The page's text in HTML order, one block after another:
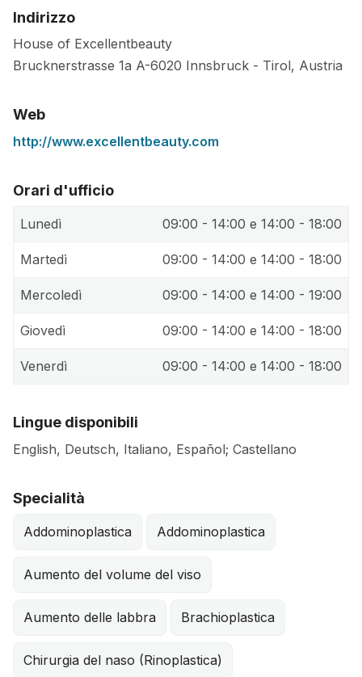
Indirizzo
House of Excellentbeauty
Brucknerstrasse 1a A-6020 Innsbruck - Tirol, Austria
Web
http://www.excellentbeauty.com
Orari d'ufficio
Lunedì 09:00 - 14:00 e 14:00 - 18:00
Martedì 09:00 - 14:00 e 14:00 - 18:00
Mercoledì 09:00 - 14:00 e 14:00 - 19:00
Giovedì 09:00 - 14:00 e 14:00 - 18:00
Venerdì 09:00 - 14:00 e 14:00 - 18:00
Lingue disponibili
English, Deutsch, Italiano, Español; Castellano
Specialità
Addominoplastica Addominoplastica
Aumento del volume del viso
Aumento delle labbra Brachioplastica
Chirurgia del naso (Rinoplastica)